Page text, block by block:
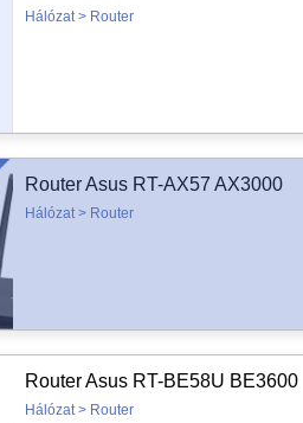
Hálózat > Router
Router Asus RT-AX57 AX3000
Hálózat > Router
Router Asus RT-BE58U BE3600
Hálózat > Router